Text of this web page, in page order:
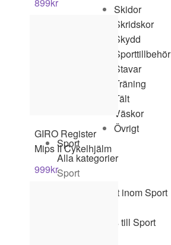
Skidor
Skridskor
Skydd
Sporttillbehör
Stavar
Träning
Tält
Väskor
Övrigt
Sport
Alla kategorier
Sport
Visa allt inom Sport
Tillbaks till Sport
899kr
GIRO Register
Mips II Cykelhjälm
999kr